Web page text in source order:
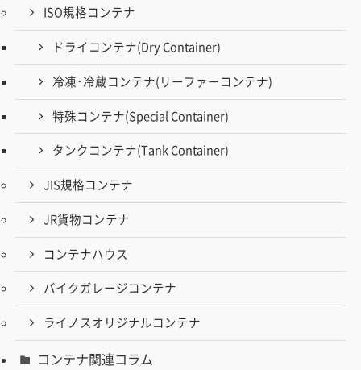
ISO規格コンテナ
ドライコンテナ(Dry Container)
冷凍･冷蔵コンテナ(リーファーコンテナ)
特殊コンテナ(Special Container)
タンクコンテナ(Tank Container)
JIS規格コンテナ
JR貨物コンテナ
コンテナハウス
バイクガレージコンテナ
ライノスオリジナルコンテナ
コンテナ関連コラム